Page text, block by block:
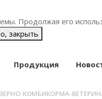
Продолжая его
закрыть
Продукция
КОМБИКОРМА-